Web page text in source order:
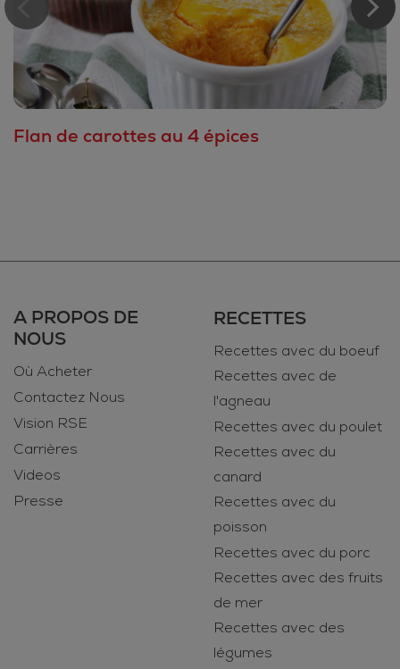
Flan de carottes au 4 épices
A PROPOS DE
NOUS
Où Acheter
Contactez Nous
Vision RSE
Carrières
Videos
Presse
RECETTES
Recettes avec du boeuf
Recettes avec de
l'agneau
Recettes avec du poulet
Recettes avec du
canard
Recettes avec du
poisson
Recettes avec du porc
Recettes avec des fruits
de mer
Recettes avec des
légumes